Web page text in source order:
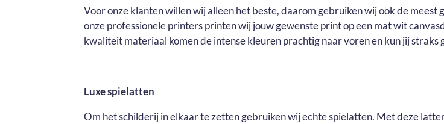
Voor onze klanten willen wij alleen het beste, daarom gebruiken wij ook de
onze professionele printers printen wij jouw gewenste print op een mat wit
kwaliteit materiaal komen de intense kleuren prachtig naar voren en kun jij straks
Luxe spielatten
Om het schilderij in elkaar te zetten gebruiken wij echte spielatten. Met deze